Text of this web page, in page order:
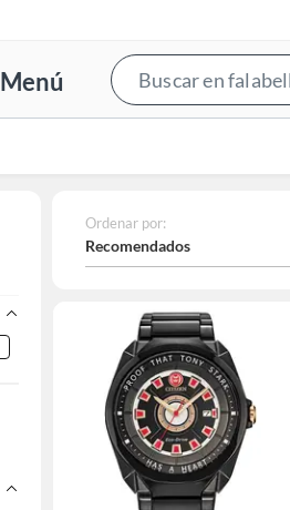
Menú
Ordenar por:
Recomendados